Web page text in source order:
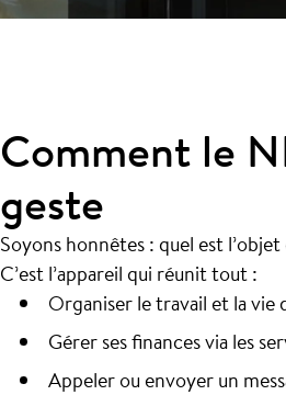
Comment le
geste
Soyons honnêtes : quel est
C’est l’appareil qui réunit tout :
Organiser le travail et la vie
Gérer ses finances via les
Appeler ou envoyer un